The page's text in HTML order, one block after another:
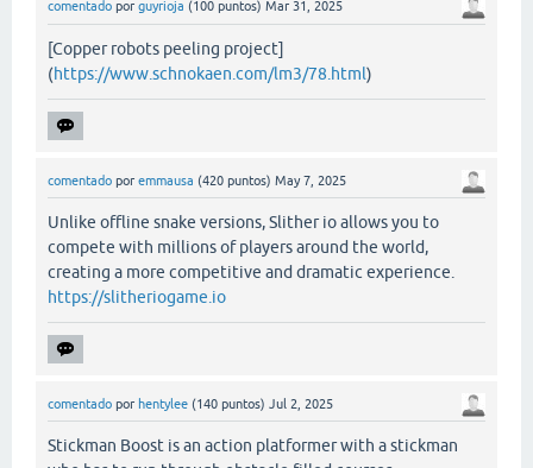
comentado por guyrioja (100 puntos) Mar 31, 2025
[Copper robots peeling project]
(https://www.schnokaen.com/lm3/78.html)
comentado por emmausa (420 puntos) May 7, 2025
Unlike offline snake versions, Slither io allows you to
compete with millions of players around the world,
creating a more competitive and dramatic experience.
https://slitheriogame.io
comentado por hentylee (140 puntos) Jul 2, 2025
Stickman Boost is an action platformer with a stickman